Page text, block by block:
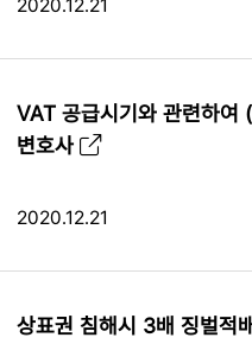
2020.12.21
VAT 공급시기와 관련하
변호사
2020.12.21
상표권 침해시 3배 징벌